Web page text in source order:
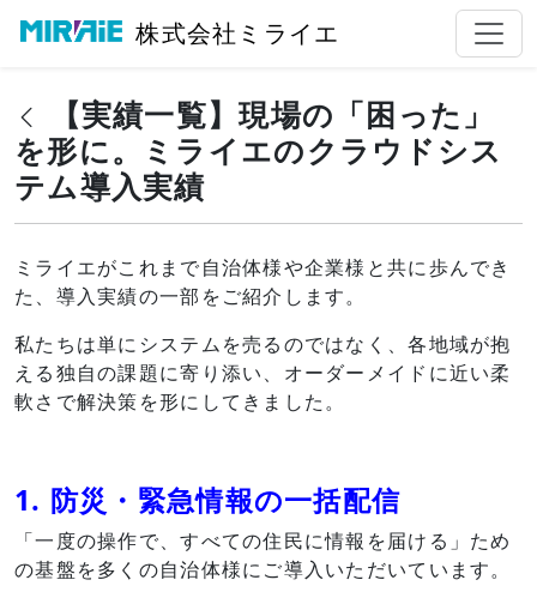
株式会社ミライエ
【実績一覧】現場の「困った」
を形に。ミライエのクラウドシス
テム導入実績
ミライエがこれまで自治体様や企業様と共に歩んでき
た、導入実績の一部をご紹介します。
私たちは単にシステムを売るのではなく、各地域が抱
える独自の課題に寄り添い、オーダーメイドに近い柔
軟さで解決策を形にしてきました。
1. 防災・緊急情報の一括配信
「一度の操作で、すべての住民に情報を届ける」ため
の基盤を多くの自治体様にご導入いただいています。